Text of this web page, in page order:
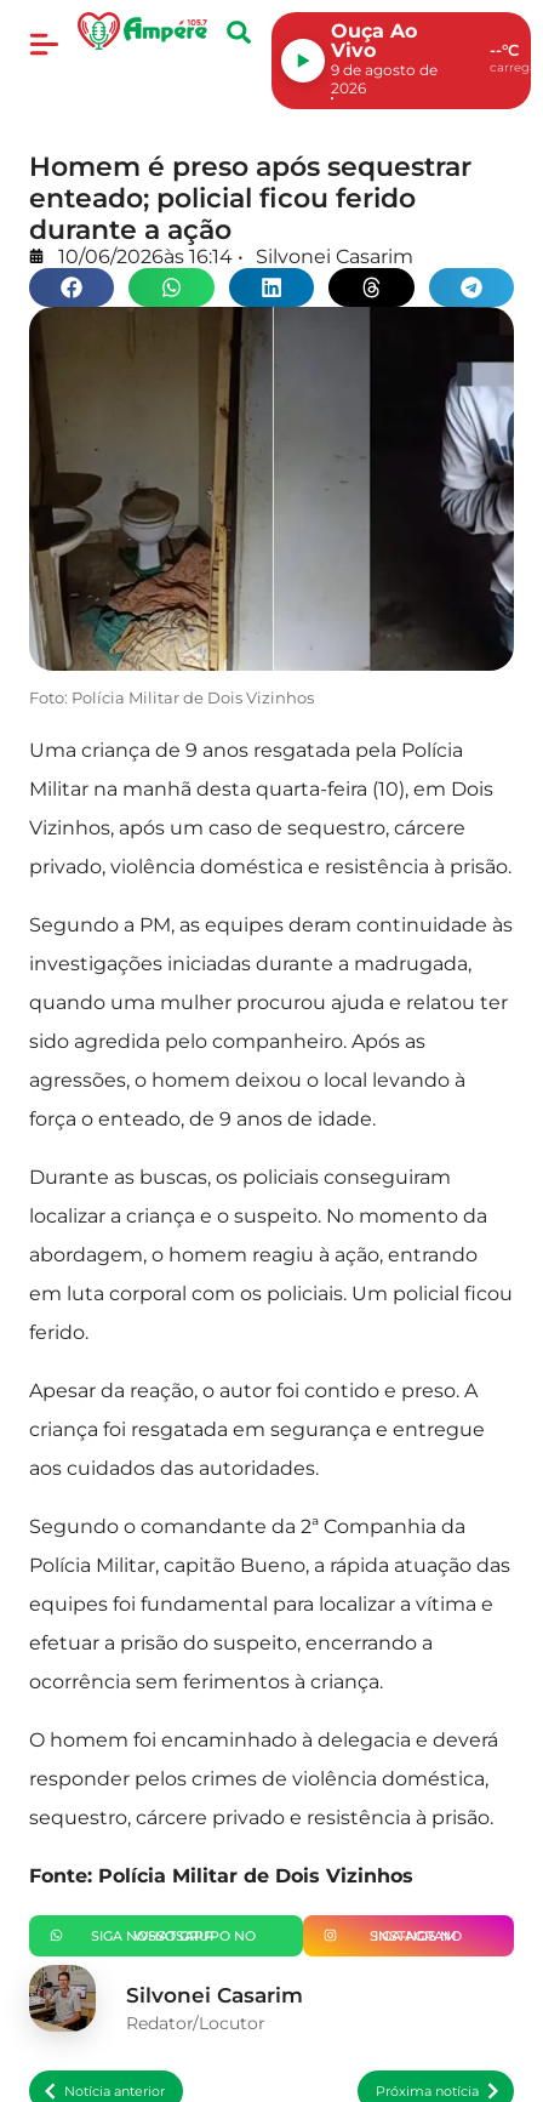
Ouça Ao
Vivo
9 de agosto de
2026
--°C
Homem é preso após sequestrar
enteado; policial ficou ferido
durante a ação
10/06/2026às 16:14 • Silvonei Casarim
Foto: Polícia Militar de Dois Vizinhos
Uma criança de 9 anos resgatada pela Polícia
Militar na manhã desta quarta-feira (10), em Dois
Vizinhos, após um caso de sequestro, cárcere
privado, violência doméstica e resistência à prisão.
Segundo a PM, as equipes deram continuidade às
investigações iniciadas durante a madrugada,
quando uma mulher procurou ajuda e relatou ter
sido agredida pelo companheiro. Após as
agressões, o homem deixou o local levando à
força o enteado, de 9 anos de idade.
Durante as buscas, os policiais conseguiram
localizar a criança e o suspeito. No momento da
abordagem, o homem reagiu à ação, entrando
em luta corporal com os policiais. Um policial ficou
ferido.
Apesar da reação, o autor foi contido e preso. A
criança foi resgatada em segurança e entregue
aos cuidados das autoridades.
Segundo o comandante da 2ª Companhia da
Polícia Militar, capitão Bueno, a rápida atuação das
equipes foi fundamental para localizar a vítima e
efetuar a prisão do suspeito, encerrando a
ocorrência sem ferimentos à criança.
O homem foi encaminhado à delegacia e deverá
responder pelos crimes de violência doméstica,
sequestro, cárcere privado e resistência à prisão.
Fonte: Polícia Militar de Dois Vizinhos
SIGA NOSSO GRUPO NO WHATSAPP SIGA-NOS NO INSTAGRAM
Silvonei Casarim
Redator/Locutor
Notícia anterior Próxima notícia